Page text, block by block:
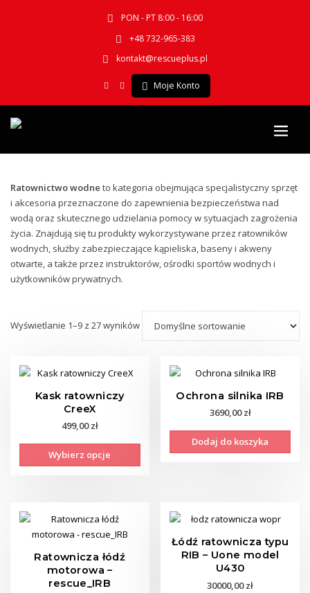
PON - PT 8:00 - 16:00
+48 732-965-383
kontakt@rescueplus.pl
Moje Konto
Ratownictwo wodne to kategoria obejmująca specjalistyczny sprzęt
i akcesoria przeznaczone do zapewnienia bezpieczeństwa nad
wodą oraz skutecznego udzielania pomocy w sytuacjach zagrożenia
życia. Znajdują się tu produkty wykorzystywane przez ratowników
wodnych, służby zabezpieczające kąpieliska, baseny i akweny
otwarte, a także przez instruktorów, ośrodki sportów wodnych i
użytkowników prywatnych.
Wyświetlanie 1–9 z 27 wyników
Kask ratowniczy
CreeX
499,00zł
Wybierz opcje
Ten
Ochrona silnika IRB
3690,00zł
Dodaj do koszyka
Ratownicza łódź
motorowa –
rescue_IRB
Łódź ratownicza typu
RIB – Uone model
U430
30000,00zł